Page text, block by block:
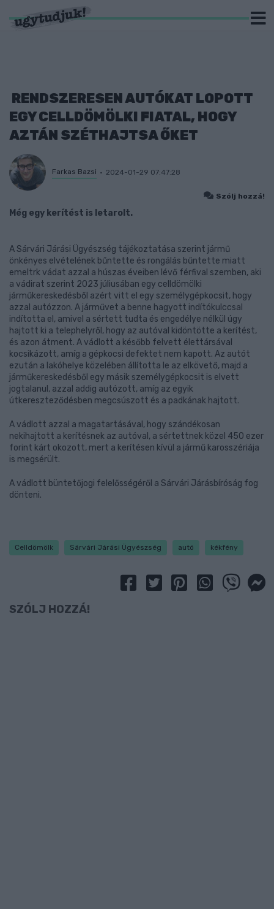
RENDSZERESEN AUTÓKAT LOPOTT
EGY CELLDÖMÖLKI FIATAL, HOGY
AZTÁN SZÉTHAJTSA ŐKET
Farkas Bazsi 2024-01-29 07:47:28
Szólj hozzá!
Még egy kerítést is letarolt.
A Sárvári Járási Ügyészség tájékoztatása szerint jármű
önkényes elvételének bűntette és rongálás bűntette miatt
emeltrk vádat azzal a húszas éveiben lévő férfival szemben, aki
a vádirat szerint 2023 júliusában egy celldömölki
járműkereskedésből azért vitt el egy személygépkocsit, hogy
azzal autózzon. A járművet a benne hagyott indítókulccsal
indította el, amivel a sértett tudta és engedélye nélkül úgy
hajtott ki a telephelyről, hogy az autóval kidöntötte a kerítést,
és azon átment. A vádlott a később felvett élettársával
kocsikázott, amíg a gépkocsi defektet nem kapott. Az autót
ezután a lakóhelye közelében állította le az elkövető, majd a
járműkereskedésből egy másik személygépkocsit is elvett
jogtalanul, azzal addig autózott, amíg az egyik
útkereszteződésben megcsúszott és a padkának hajtott.
A vádlott azzal a magatartásával, hogy szándékosan
nekihajtott a kerítésnek az autóval, a sértettnek közel 450 ezer
forint kárt okozott, mert a kerítésen kívül a jármű karosszériája
is megsérült.
A vádlott büntetőjogi felelősségéről a Sárvári Járásbíróság fog
dönteni.
Celldömölk Sárvári Járási Ügyészség autó kékfény
SZÓLJ HOZZÁ!